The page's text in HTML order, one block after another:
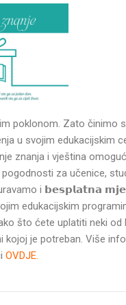
poklonom. Zato činimo
u svojim edukacijskim
znanja i vještina
za učenice,
i 𝗯𝗲𝘀𝗽𝗹𝗮𝘁𝗻𝗮
edukacijskim
što ćete uplatiti neki od
kojoj je potreban. Više
OVDJE.